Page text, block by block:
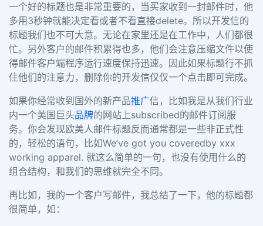
一个好的标题也是非常重要的， 当买家收到一封邮件时，他
多用3秒钟就能决定看或者不看直接delete。 所以开发信的
标题我们也不可大意。无论在家里还是在工作中，人们都很
忙。另外客户的邮件积累得也多，他们会注意压缩文件以使
得邮件客户端程序运行速度保持迅速。因此如果标题行不抓
住他们的注意力，删除你的开发信仅仅一个点击即可完成。
如果你经常收到国外的新产品推广信，比如我是从我们行业
内一个美国巨头品牌的网站上subscribed的邮件订阅服
务。 你会发现欧美人邮件标题反而通常都是一些非正式性
的，轻松的语句，
比如We’ve got you coveredby xxx
working apparel. 就这么简单的一句，也没有使用什么的
组合结构，和我们的思维就完全不同。
再比如，我的一个客户写邮件，我总结了一下，他的标题都
很简单，如：